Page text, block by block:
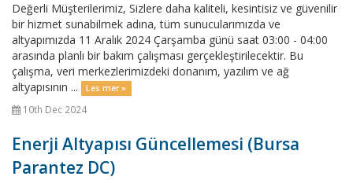
Değerli Müşterilerimiz, Sizlere daha kaliteli, kesintisiz ve güvenilir
bir hizmet sunabilmek adına, tüm sunucularımızda ve
altyapımızda 11 Aralık 2024 Çarşamba günü saat 03:00 - 04:00
arasında planlı bir bakım çalışması gerçekleştirilecektir. Bu
çalışma, veri merkezlerimizdeki donanım, yazılım ve ağ
altyapısının ...
Les mer »
10th Dec 2024
Enerji Altyapısı Güncellemesi (Bursa
Parantez DC)